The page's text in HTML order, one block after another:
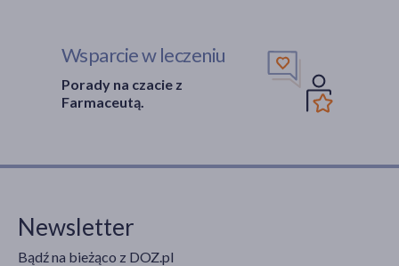
Wsparcie w leczeniu
Porady na czacie z
Farmaceutą.
Newsletter
Bądź na bieżąco z DOZ.pl